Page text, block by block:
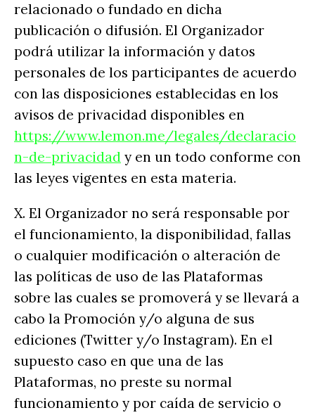
relacionado o fundado en dicha
publicación o difusión. El Organizador
podrá utilizar la información y datos
personales de los participantes de acuerdo
con las disposiciones establecidas en los
avisos de privacidad disponibles en
https://www.lemon.me/legales/declaracio
n-de-privacidad y en un todo conforme con
las leyes vigentes en esta materia.
X. El Organizador no será responsable por
el funcionamiento, la disponibilidad, fallas
o cualquier modificación o alteración de
las políticas de uso de las Plataformas
sobre las cuales se promoverá y se llevará a
cabo la Promoción y/o alguna de sus
ediciones (Twitter y/o Instagram). En el
supuesto caso en que una de las
Plataformas, no preste su normal
funcionamiento y por caída de servicio o